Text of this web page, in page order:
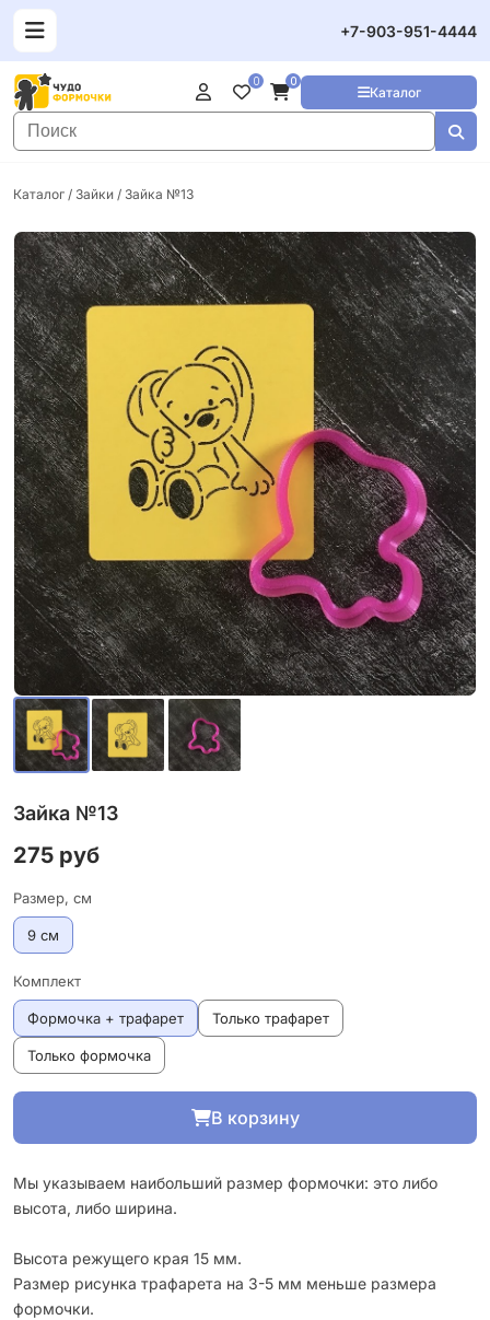
+7-903-951-4444
Каталог
0 0
Каталог / Зайки / Зайка №13
Зайка №13
275 руб
Размер, см
9 см
Комплект
Формочка + трафарет Только трафарет
Только формочка
В корзину
Мы указываем наибольший размер формочки: это либо
высота, либо ширина.
Высота режущего края 15 мм.
Размер рисунка трафарета на 3-5 мм меньше размера
формочки.